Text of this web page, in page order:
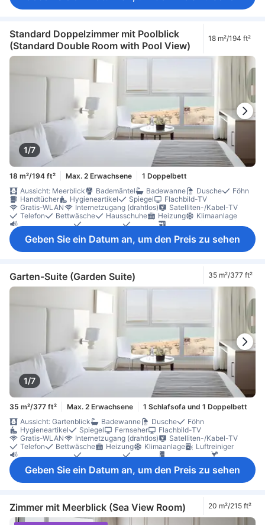
Standard Doppelzimmer mit Poolblick
(Standard Double Room with Pool View)
18 m²/194 ft²
1/7
18 m²/194 ft² Max. 2 Erwachsene
1 Doppelbett
Aussicht: Meerblick
Bademäntel Badewanne Dusche
Föhn
Handtücher
Hygieneartikel Spiegel
Flachbild-TV
Gratis-WLAN
Internetzugang (drahtlos)
Satelliten-/Kabel-TV
Telefon
Bettwäsche Hausschuhe Heizung
Klimaanlage
Schalldämmung
Weckdienst Wecker
Instantkaffee (gratis)
Schreibtisch
Sitzecke
Sofa
Geben Sie ein Datum an, um den Preis zu sehen
Garten-Suite (Garden Suite) 35 m²/377 ft²
1/7
35 m²/377 ft² Max. 2 Erwachsene
1 Schlafsofa und 1 Doppelbett
Aussicht: Gartenblick
Badewanne Dusche
Föhn
Hygieneartikel
Spiegel Fernseher
Flachbild-TV
Gratis-WLAN
Internetzugang (drahtlos)
Satelliten-/Kabel-TV
Telefon
Bettwäsche Heizung Klimaanlage
Luftreiniger
Schalldämmung
Weckdienst Wecker Kühlschrank
Minibar
Sofa
Bügelmöglichkeit Kleiderschrank
Nichtraucher
Geben Sie ein Datum an, um den Preis zu sehen
Zimmer mit Meerblick (Sea View Room) 20 m²/215 ft²